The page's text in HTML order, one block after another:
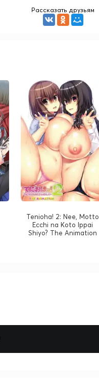
Рассказать друзьям
Tenioha! 2: Nee, Motto
Ecchi na Koto Ippai
Shiyo? The Animation